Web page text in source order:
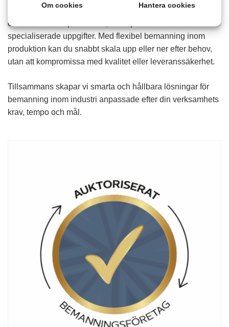
frigöra tid för dina nyckelpersoner genom att bemanna
olika delar av er produktion, från operativa moment till mer
specialiserade uppgifter. Med flexibel bemanning inom
produktion kan du snabbt skala upp eller ner efter behov,
utan att kompromissa med kvalitet eller leveranssäkerhet.
Tillsammans skapar vi smarta och hållbara lösningar för
bemanning inom industri anpassade efter din verksamhets
krav, tempo och mål.
Om cookies Hantera cookies